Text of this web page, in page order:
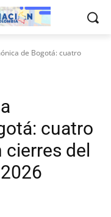
de Bogotá: cuatro
cuatro
del